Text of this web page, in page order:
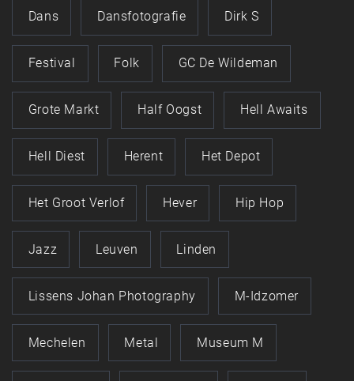
Dans Dansfotografie Dirk S
Festival Folk GC De Wildeman
Grote Markt Half Oogst Hell Awaits
Hell Diest Herent Het Depot
Het Groot Verlof Hever Hip Hop
Jazz Leuven Linden
Lissens Johan Photography M-Idzomer
Mechelen Metal Museum M